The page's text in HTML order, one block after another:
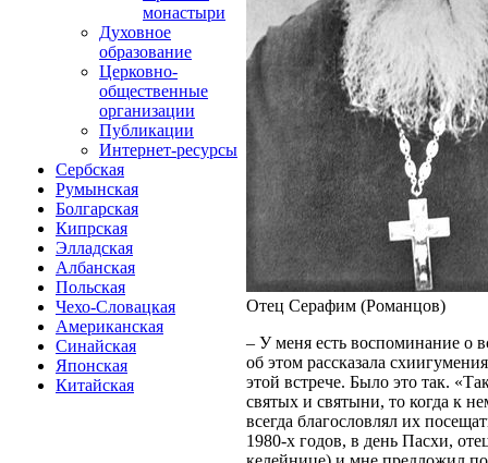
монастыри
Духовное
образование
Церковно-
общественные
организации
Публикации
Интернет-ресурсы
Сербская
Румынская
Болгарская
Кипрская
Элладская
Албанская
Польская
Чехо-Словацкая
Американская
Синайская
Японская
Китайская
Отец Серафим (Романцов)
– У меня есть воспоминание о
об этом рассказала
этой встрече. Было это так.
святых и святыни, то когда к
всегда благословлял их
1980-х годов, в день Пасхи,